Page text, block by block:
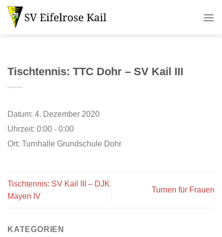
Zum
Inhalt
springen
Tischtennis: TTC Dohr – SV Kail III
Datum: 4. Dezember 2020
Uhrzeit: 0:00 - 0:00
Ort: Turnhalle Grundschule Dohr
Tischtennis: SV Kail III – DJK
Mayen IV
Turnen für Frauen
KATEGORIEN